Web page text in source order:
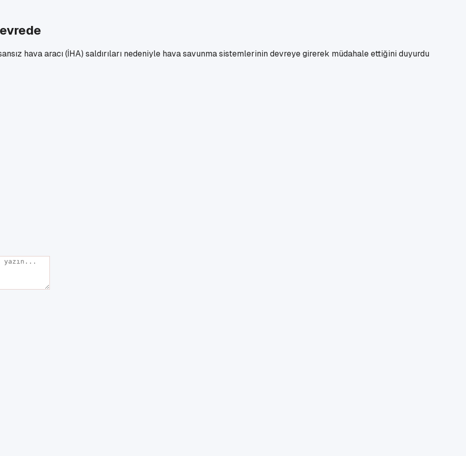
hava aracı (İHA) saldırıları nedeniyle hava savunma sistemlerinin devreye girerek müdahale ettiğini duyurdu